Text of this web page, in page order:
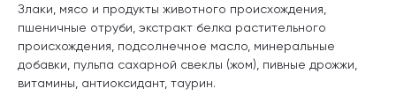
Злаки, мясо и продукты животного происхождения,
пшеничные отруби, экстракт белка растительного
происхождения, подсолнечное масло, минеральные
добавки, пульпа сахарной свеклы (жом), пивные дрожжи,
витамины, антиоксидант, таурин.